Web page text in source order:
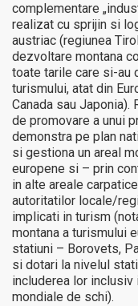
complementare
realizat cu sprijin si
austriac (regiunea
dezvoltare montana
toate tarile care si-au
turismului, atat din
Canada sau Japonia).
de promovare a unui
demonstra pe plan
si gestiona un areal
europene si – prin
in alte areale
autoritatilor locale/
implicati in turism
montana a turismului
statiuni – Borovets,
si dotari la nivelul
includerea lor inclusiv
mondiale de schi).